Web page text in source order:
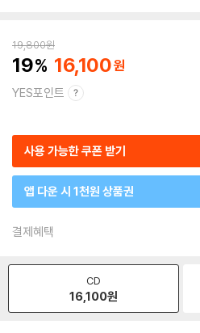
19,800원
19 16,100
YES포인트
사용 가능한 쿠폰 받기
앱 다운 시 1천원 상품권
결제혜택
CD
16,100원